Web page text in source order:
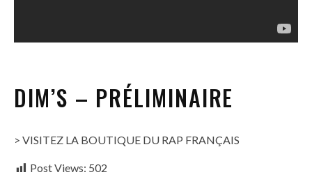
DIM’S – PRÉLIMINAIRE
> VISITEZ LA BOUTIQUE DU RAP FRANÇAIS
Post Views: 502